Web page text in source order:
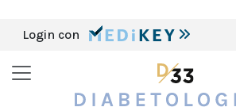
Login con